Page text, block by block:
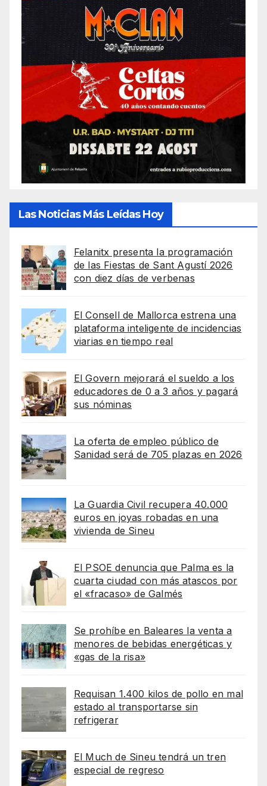
Las Noticias Más Leídas Hoy
Felanitx presenta la programación
de las Fiestas de Sant Agustí 2026
con diez días de verbenas
El Consell de Mallorca estrena una
plataforma inteligente de incidencias
viarias en tiempo real
El Govern mejorará el sueldo a los
educadores de 0 a 3 años y pagará
sus nóminas
La oferta de empleo público de
Sanidad será de 705 plazas en 2026
La Guardia Civil recupera 40.000
euros en joyas robadas en una
vivienda de Sineu
El PSOE denuncia que Palma es la
cuarta ciudad con más atascos por
el «fracaso» de Galmés
Se prohíbe en Baleares la venta a
menores de bebidas energéticas y
«gas de la risa»
Requisan 1.400 kilos de pollo en mal
estado al transportarse sin
refrigerar
El Much de Sineu tendrá un tren
especial de regreso